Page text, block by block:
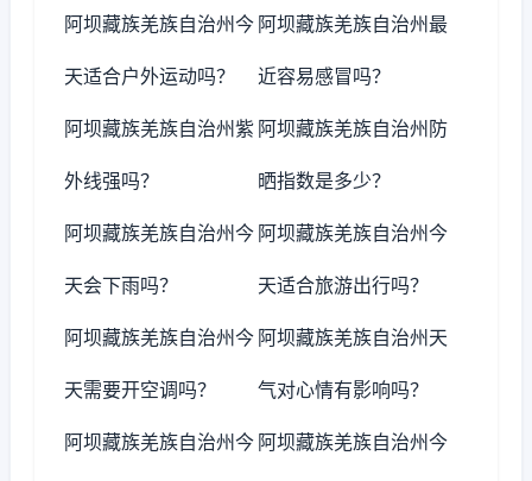
阿坝藏族羌族自治州今
天适合户外运动吗？
阿坝藏族羌族自治州最
近容易感冒吗？
阿坝藏族羌族自治州紫
外线强吗？
阿坝藏族羌族自治州防
晒指数是多少？
阿坝藏族羌族自治州今
天会下雨吗？
阿坝藏族羌族自治州今
天适合旅游出行吗？
阿坝藏族羌族自治州今
天需要开空调吗？
阿坝藏族羌族自治州天
气对心情有影响吗？
阿坝藏族羌族自治州今 阿坝藏族羌族自治州今